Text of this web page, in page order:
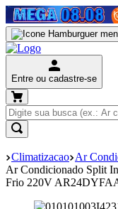
Entre ou cadastre-se
Climatizacao Ar
Ar Condicionado Split
Frio 220V